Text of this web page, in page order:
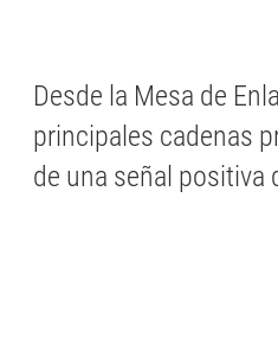
Desde la Mesa de
principales cadenas
de una señal positiva